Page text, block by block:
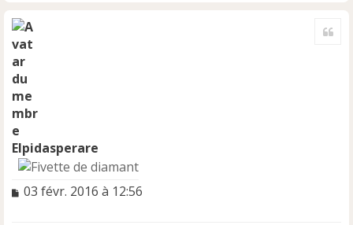
Elpidasperare
M
03 févr. 2016 à 12:56